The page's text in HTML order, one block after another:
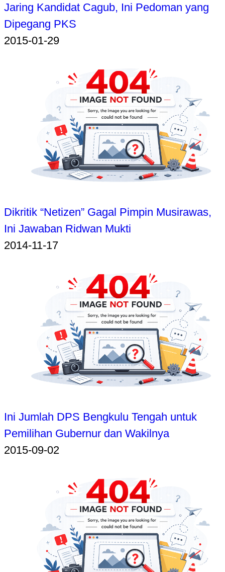
Jaring Kandidat Cagub, Ini Pedoman yang
Dipegang PKS
2015-01-29
Dikritik “Netizen” Gagal Pimpin Musirawas,
Ini Jawaban Ridwan Mukti
2014-11-17
Ini Jumlah DPS Bengkulu Tengah untuk
Pemilihan Gubernur dan Wakilnya
2015-09-02